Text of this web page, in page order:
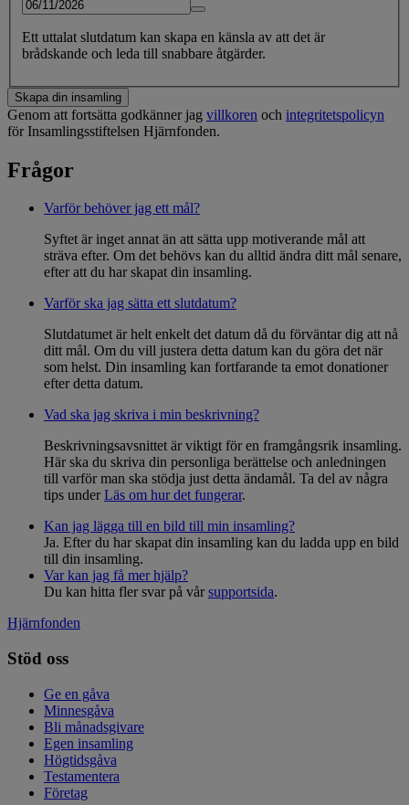
Ett uttalat slutdatum kan skapa en känsla av att det är
brådskande och leda till snabbare åtgärder.
Skapa din insamling
Genom att fortsätta godkänner jag villkoren och integritetspolicyn
för Insamlingsstiftelsen Hjärnfonden.
Frågor
Varför behöver jag ett mål?
Syftet är inget annat än att sätta upp motiverande mål att
sträva efter. Om det behövs kan du alltid ändra ditt mål senare,
efter att du har skapat din insamling.
Varför ska jag sätta ett slutdatum?
Slutdatumet är helt enkelt det datum då du förväntar dig att nå
ditt mål. Om du vill justera detta datum kan du göra det när
som helst. Din insamling kan fortfarande ta emot donationer
efter detta datum.
Vad ska jag skriva i min beskrivning?
Beskrivningsavsnittet är viktigt för en framgångsrik insamling.
Här ska du skriva din personliga berättelse och anledningen
till varför man ska stödja just detta ändamål. Ta del av några
tips underLäs om hur det fungerar.
Kan jag lägga till en bild till min insamling?
Ja. Efter du har skapat din insamling kan du ladda upp en bild
till din insamling.
Var kan jag få mer hjälp?
Du kan hitta fler svar på vårsupportsida.
Hjärnfonden
Stöd oss
Ge en gåva
Minnesgåva
Bli månadsgivare
Egen insamling
Högtidsgåva
Testamentera
Företag